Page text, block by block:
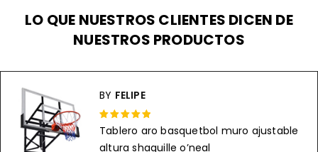
LO QUE NUESTROS CLIENTES DICEN DE
NUESTROS PRODUCTOS
BY FELIPE
Rated 5 out
Tablero aro basquetbol muro ajustable
altura shaquille o’neal